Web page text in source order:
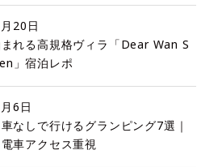
20日
れる高規格ヴィラ「Dear Wan S
」宿泊レポ
6日
なしで行けるグランピング7選｜
車アクセス重視